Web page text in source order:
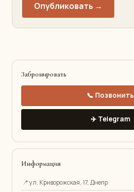
Опубликовать →
Забронировать
📞 Позвонить
✈️ Telegram
Информация
📍ул. Криворожская, 17, Днепр